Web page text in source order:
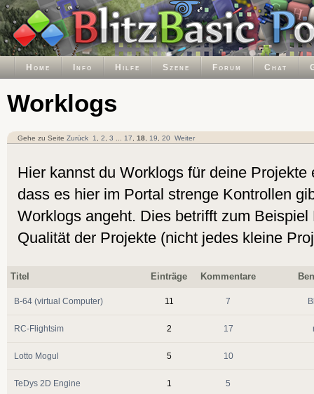
Home Info Hilfe Szene Forum Chat
Worklogs
Gehe zu Seite Zurück 1 2 3 17 18, 19 20 Weiter
Hier kannst du Worklogs für deine
dass es hier im Portal strenge Kontrollen
Worklogs angeht. Dies betrifft zum
Qualität der Projekte (nicht jedes kleine
Titel Einträge Kommentare
B-64 (virtual Computer) 11 7
RC-Flightsim 2 17
Lotto Mogul 5 10
TeDys 2D Engine 1 5